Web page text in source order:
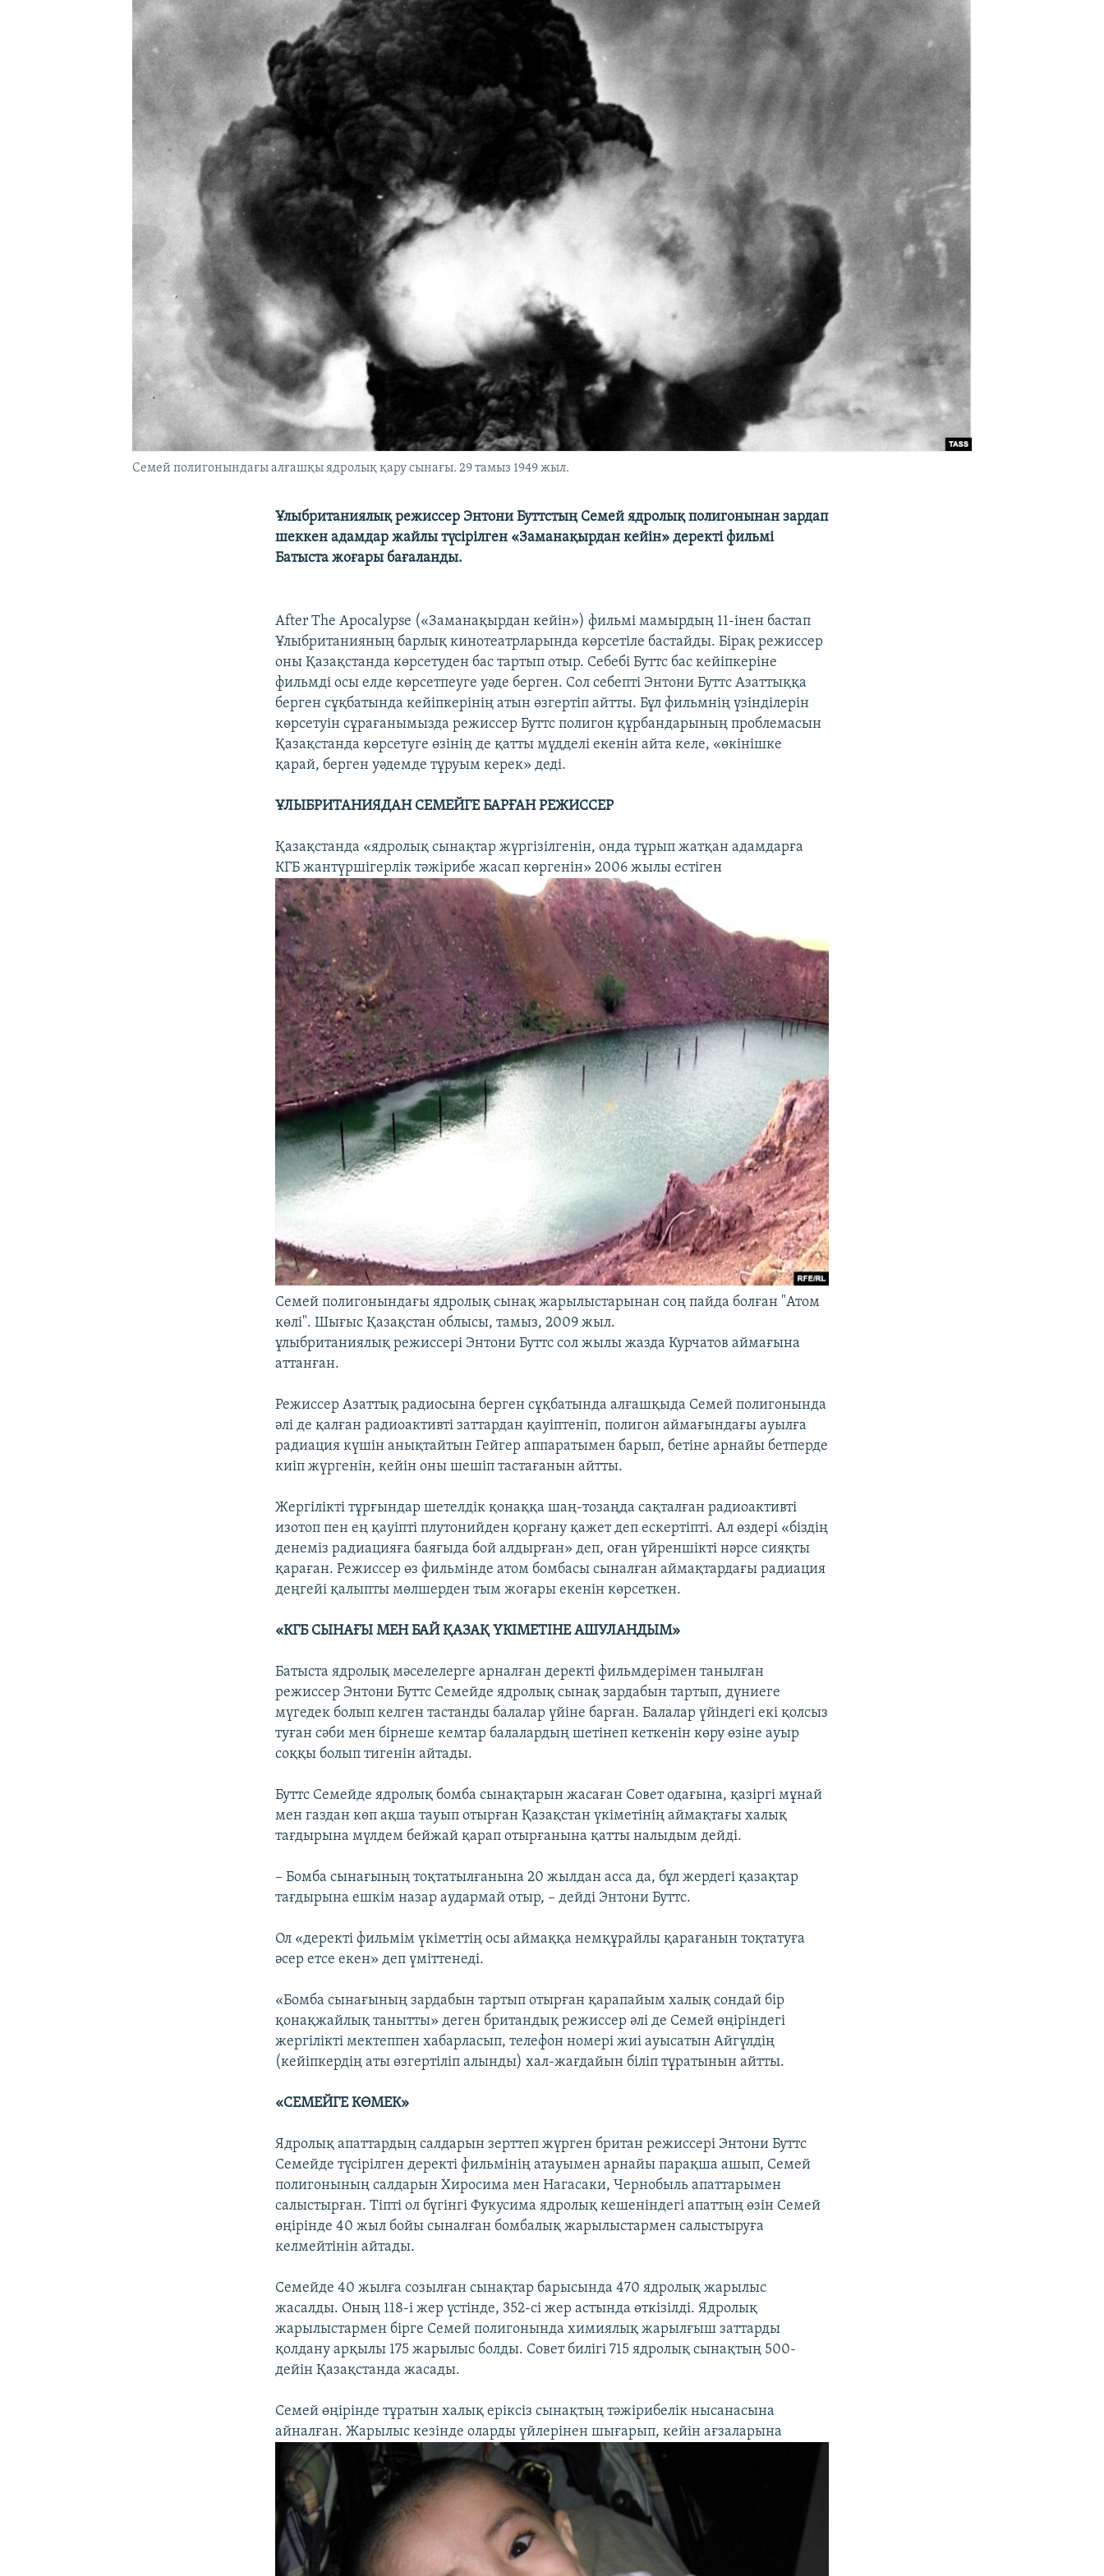
Семей полигонындағы алғашқы ядролық қару сынағы. 29 тамыз 1949 жыл.
Ұлыбританиялық режиссер Энтони Буттстың Семей ядролық полигонынан зардап
шеккен адамдар жайлы түсірілген «Заманақырдан кейін» деректі фильмі
Батыста жоғары бағаланды.
After The Apocalypse («Заманақырдан кейін») фильмі мамырдың 11-інен бастап
Ұлыбританияның барлық кинотеатрларында көрсетіле бастайды. Бірақ режиссер
оны Қазақстанда көрсетуден бас тартып отыр. Себебі Буттс бас кейіпкеріне
фильмді осы елде көрсетпеуге уәде берген. Сол себепті Энтони Буттс Азаттыққа
берген сұқбатында кейіпкерінің атын өзгертіп айтты. Бұл фильмнің үзінділерін
көрсетуін сұрағанымызда режиссер Буттс полигон құрбандарының проблемасын
Қазақстанда көрсетуге өзінің де қатты мүдделі екенін айта келе, «өкінішке
қарай, берген уәдемде тұруым керек» деді.
ҰЛЫБРИТАНИЯДАН СЕМЕЙГЕ БАРҒАН РЕЖИССЕР
Қазақстанда «ядролық сынақтар жүргізілгенін, онда тұрып жатқан адамдарға
КГБ жантүршігерлік тәжірибе жасап көргенін» 2006 жылы естіген
Семей полигонындағы ядролық сынақ жарылыстарынан соң пайда болған "Атом
көлі". Шығыс Қазақстан облысы, тамыз, 2009 жыл.
ұлыбританиялық режиссері Энтони Буттс сол жылы жазда Курчатов аймағына
аттанған.
Режиссер Азаттық радиосына берген сұқбатында алғашқыда Семей полигонында
әлі де қалған радиоактивті заттардан қауіптеніп, полигон аймағындағы ауылға
радиация күшін анықтайтын Гейгер аппаратымен барып, бетіне арнайы бетперде
киіп жүргенін, кейін оны шешіп тастағанын айтты.
Жергілікті тұрғындар шетелдік қонаққа шаң-тозаңда сақталған радиоактивті
изотоп пен ең қауіпті плутонийден қорғану қажет деп ескертіпті. Ал өздері «біздің
денеміз радиацияға баяғыда бой алдырған» деп, оған үйреншікті нәрсе сияқты
қараған. Режиссер өз фильмінде атом бомбасы сыналған аймақтардағы радиация
деңгейі қалыпты мөлшерден тым жоғары екенін көрсеткен.
«КГБ СЫНАҒЫ МЕН БАЙ ҚАЗАҚ ҮКІМЕТІНЕ АШУЛАНДЫМ»
Батыста ядролық мәселелерге арналған деректі фильмдерімен танылған
режиссер Энтони Буттс Семейде ядролық сынақ зардабын тартып, дүниеге
мүгедек болып келген тастанды балалар үйіне барған. Балалар үйіндегі екі қолсыз
туған сәби мен бірнеше кемтар балалардың шетінеп кеткенін көру өзіне ауыр
соққы болып тигенін айтады.
Буттс Семейде ядролық бомба сынақтарын жасаған Совет одағына, қазіргі мұнай
мен газдан көп ақша тауып отырған Қазақстан үкіметінің аймақтағы халық
тағдырына мүлдем бейжай қарап отырғанына қатты налыдым дейді.
– Бомба сынағының тоқтатылғанына 20 жылдан асса да, бұл жердегі қазақтар
тағдырына ешкім назар аудармай отыр, – дейді Энтони Буттс.
Ол «деректі фильмім үкіметтің осы аймаққа немқұрайлы қарағанын тоқтатуға
әсер етсе екен» деп үміттенеді.
«Бомба сынағының зардабын тартып отырған қарапайым халық сондай бір
қонақжайлық танытты» деген британдық режиссер әлі де Семей өңіріндегі
жергілікті мектеппен хабарласып, телефон номері жиі ауысатын Айгүлдің
(кейіпкердің аты өзгертіліп алынды) хал-жағдайын біліп тұратынын айтты.
«СЕМЕЙГЕ КӨМЕК»
Ядролық апаттардың салдарын зерттеп жүрген британ режиссері Энтони Буттс
Семейде түсірілген деректі фильмінің атауымен арнайы парақша ашып, Семей
полигонының салдарын Хиросима мен Нагасаки, Чернобыль апаттарымен
салыстырған. Тіпті ол бүгінгі Фукусима ядролық кешеніндегі апаттың өзін Семей
өңірінде 40 жыл бойы сыналған бомбалық жарылыстармен салыстыруға
келмейтінін айтады.
Семейде 40 жылға созылған сынақтар барысында 470 ядролық жарылыс
жасалды. Оның 118-і жер үстінде, 352-сі жер астында өткізілді. Ядролық
жарылыстармен бірге Семей полигонында химиялық жарылғыш заттарды
қолдану арқылы 175 жарылыс болды. Cовет билігі 715 ядролық сынақтың 500-
дейін Қазақстанда жасады.
Семей өңірінде тұратын халық еріксіз сынақтың тәжірибелік нысанасына
айналған. Жарылыс кезінде оларды үйлерінен шығарып, кейін ағзаларына